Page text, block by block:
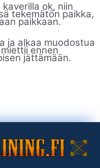
ok, niin
tekemätön paikka,
paikkaan.
ja alkaa muodostua
ennen
jättämään.